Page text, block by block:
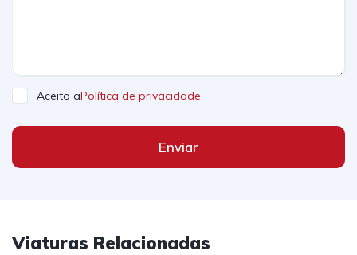
Aceito aPolítica de privacidade
Enviar
Viaturas Relacionadas